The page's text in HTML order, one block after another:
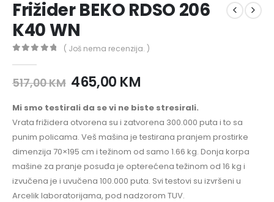
Frižider BEKO RDSO 206
K40 WN
( Još nema recenzija. )
517,00KM 465,00 KM
Mi smo testirali da se vi ne biste stresirali.
Vrata frižidera otvorena su i zatvorena 300.000 puta i to sa
punim policama. Veš mašina je testirana pranjem prostirke
dimenzija 70×195 cm i težinom od samo 1.66 kg. Donja korpa
mašine za pranje posuđa je opterećena težinom od 16 kg i
izvučena je i uvučena 100.000 puta. Svi testovi su izvršeni u
Arcelik laboratorijama, pod nadzorom TUV.